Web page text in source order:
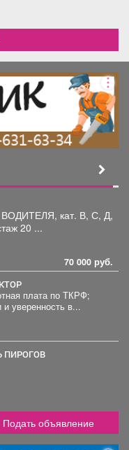
кат. В, С, Д,
20 ...
70 000 руб.
плата по ТКРФ;
и уверенность в...
ПИРОГОВ
Подать объявление